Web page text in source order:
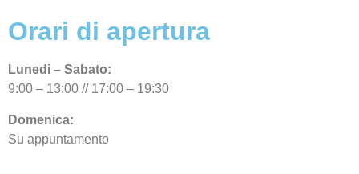
Orari di apertura
Lunedi – Sabato:
9:00 – 13:00 // 17:00 – 19:30
Domenica:
Su appuntamento